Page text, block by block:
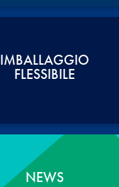
IMBALLAGGIO
FLESSIBILE
NEWS